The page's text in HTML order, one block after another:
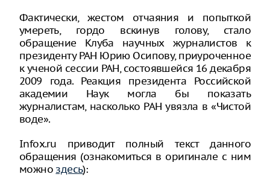
Фактически, жестом отчаяния и попыткой
умереть, гордо вскинув голову, стало
обращение Клуба научных журналистов к
президенту РАН Юрию Осипову, приуроченное
к ученой сессии РАН, состоявшейся 16 декабря
2009 года. Реакция президента Российской
академии Наук могла бы показать
журналистам, насколько РАН увязла в «Чистой
воде».
Infox.ru приводит полный текст данного
обращения (ознакомиться в оригинале с ним
можно здесь):